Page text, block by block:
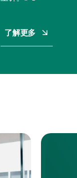
了解更多